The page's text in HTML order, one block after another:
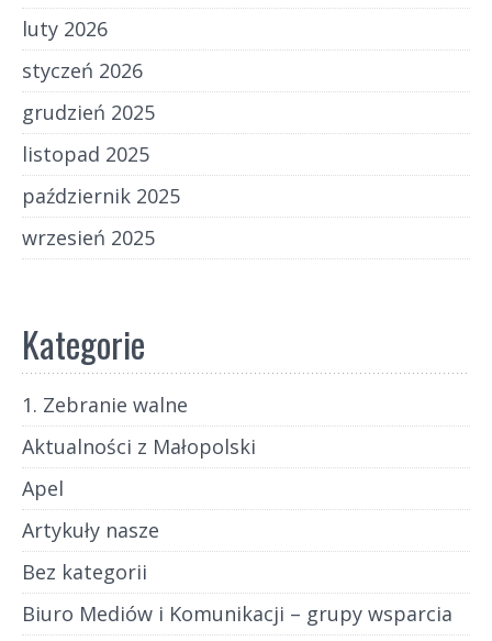
luty 2026
styczeń 2026
grudzień 2025
listopad 2025
październik 2025
wrzesień 2025
Kategorie
1. Zebranie walne
Aktualności z Małopolski
Apel
Artykuły nasze
Bez kategorii
Biuro Mediów i Komunikacji – grupy wsparcia